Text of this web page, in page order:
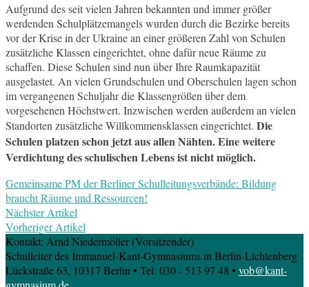
Aufgrund des seit vielen Jahren bekannten und immer größer
werdenden Schulplätzemangels wurden durch die Bezirke bereits
vor der Krise in der Ukraine an einer größeren Zahl von Schulen
zusätzliche Klassen eingerichtet, ohne dafür neue Räume zu
schaffen. Diese Schulen sind nun über Ihre Raumkapazität
ausgelastet. An vielen Grundschulen und Oberschulen lagen schon
im vergangenen Schuljahr die Klassengrößen über dem
vorgesehenen Höchstwert. Inzwischen werden außerdem an vielen
Standorten zusätzliche Willkommensklassen eingerichtet. Die
Schulen platzen schon jetzt aus allen Nähten. Eine weitere
Verdichtung des schulischen Lebens ist nicht möglich.
Gemeinsame PM der Berliner Schulleitungsverbände: Bildung
braucht Räume und Ressourcen!
Nächster Artikel
Vorheriger Artikel
Kontakt: Arnd Niedermöller (Vorsitzender)
Schulleiter des Immanuel-Kant-Gymnasiums in Berlin-Lichtenberg
Lückstraße 63, 10317 Berlin • Tel: 030 - 513 97 48 • vob@kant-